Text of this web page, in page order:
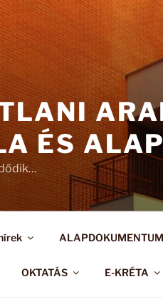
ÉS
OKTATÁS E-KRÉTA